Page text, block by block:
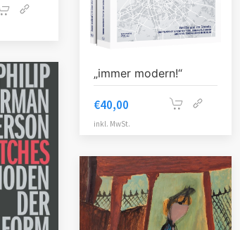
„immer modern!“
€40,00
inkl. MwSt.